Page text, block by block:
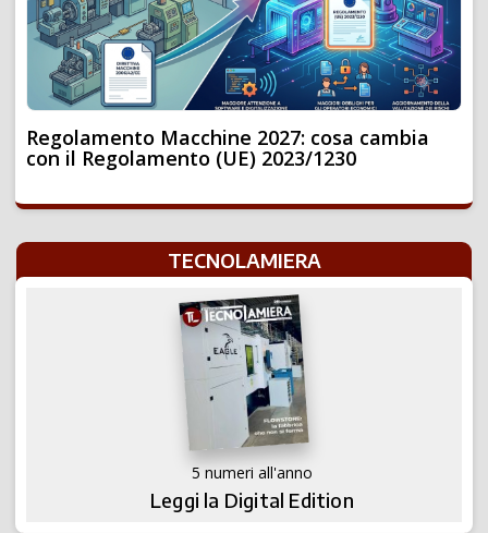
Regolamento Macchine 2027: cosa cambia
con il Regolamento (UE) 2023/1230
TECNOLAMIERA
5 numeri all'anno
Leggi la Digital Edition